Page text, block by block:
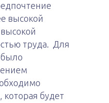
высокой
труда. Для
было
которая будет